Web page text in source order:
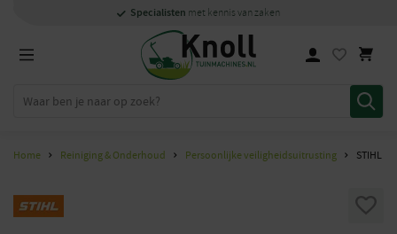
Specialisten met kennis van zaken
1000m2showroom in Staphorst
Persoonlijkensnelcontact
Specialisten met kennis van zaken
Home Reiniging & Onderhoud Persoonlijke veiligheidsuitrusting STIHL